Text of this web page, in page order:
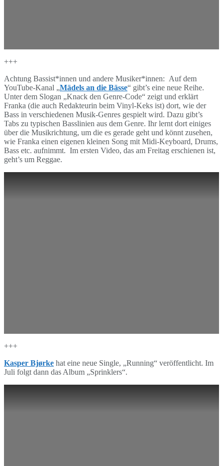
+++
Achtung Bassist*innen und andere Musiker*innen: Auf dem
YouTube-Kanal „Mädels an die Bässe“ gibt’s eine neue Reihe.
Unter dem Slogan „Knack den Genre-Code“ zeigt und erklärt
Franka (die auch Redakteurin beim Vinyl-Keks ist) dort, wie der
Bass in verschiedenen Musik-Genres gespielt wird. Dazu gibt’s
Tabs zu typischen Basslinien aus dem Genre. Ihr lernt dort einiges
über die Musikrichtung, um die es gerade geht und könnt zusehen,
wie Franka einen eigenen kleinen Song mit Midi-Keyboard, Drums,
Bass etc. aufnimmt. Im ersten Video, das am Freitag erschienen ist,
geht’s um Reggae.
+++
Kasper Bjørke hat eine neue Single, „Running“ veröffentlicht. Im
Juli folgt dann das Album „Sprinklers“.